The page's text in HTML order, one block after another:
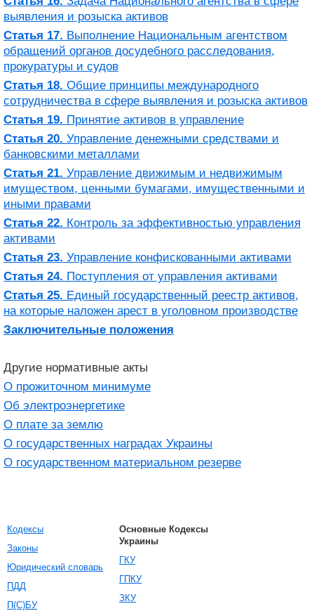
выявления и розыска активов
Статья 17. Выполнение Национальным агентством
обращений органов досудебного расследования,
прокуратуры и судов
Статья 18. Общие принципы международного
сотрудничества в сфере выявления и розыска активов
Статья 19. Принятие активов в управление
Статья 20. Управление денежными средствами и
банковскими металлами
Статья 21. Управление движимым и недвижимым
имуществом, ценными бумагами, имущественными и
иными правами
Статья 22. Контроль за эффективностью управления
активами
Статья 23. Управление конфискованными активами
Статья 24. Поступления от управления активами
Статья 25. Единый государственный реестр активов,
на которые наложен арест в уголовном производстве
Заключительные положения
Другие нормативные акты
О прожиточном минимуме
Об электроэнергетике
О плате за землю
О государственных наградах Украины
О государственном материальном резерве
Кодексы
Законы
Юридический словарь
ПДД
П(С)БУ
Основные Кодексы
Украины
ГКУ
ГПКУ
ЗКУ